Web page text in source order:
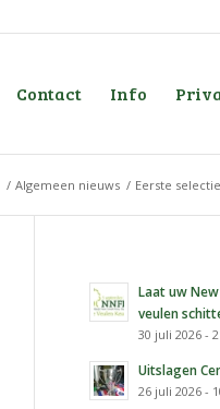
Contact Info
/ Algemeen nieuws / Eerste
Laat uw
veulen
30 juli 2026 -
Uitslagen
26 juli 2026 -